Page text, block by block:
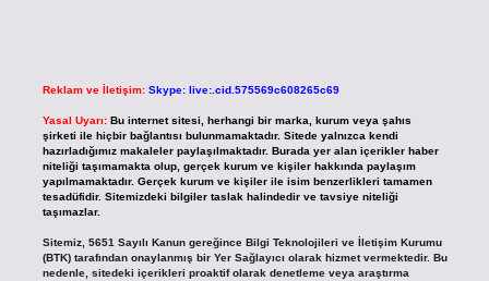
Reklam ve İletişim: Skype: live:.cid.575569c608265c69
Yasal Uyarı: Bu internet sitesi, herhangi bir marka, kurum veya şahıs
şirketi ile hiçbir bağlantısı bulunmamaktadır. Sitede yalnızca kendi
hazırladığımız makaleler paylaşılmaktadır. Burada yer alan içerikler haber
niteliği taşımamakta olup, gerçek kurum ve kişiler hakkında paylaşım
yapılmamaktadır. Gerçek kurum ve kişiler ile isim benzerlikleri tamamen
tesadüfidir. Sitemizdeki bilgiler taslak halindedir ve tavsiye niteliği
taşımazlar.
Sitemiz, 5651 Sayılı Kanun gereğince Bilgi Teknolojileri ve İletişim Kurumu
(BTK) tarafından onaylanmış bir Yer Sağlayıcı olarak hizmet vermektedir. Bu
nedenle, sitedeki içerikleri proaktif olarak denetleme veya araştırma